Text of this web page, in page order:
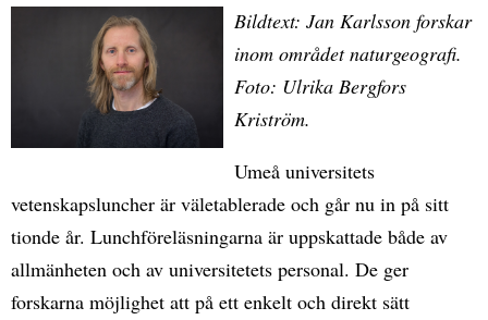
Bildtext: Jan Karlsson forskar
inom området naturgeografi.
Foto: Ulrika Bergfors
Kriström.
Umeå universitets
vetenskapsluncher är väletablerade och går nu in på sitt
tionde år. Lunchföreläsningarna är uppskattade både av
allmänheten och av universitetets personal. De ger
forskarna möjlighet att på ett enkelt och direkt sätt